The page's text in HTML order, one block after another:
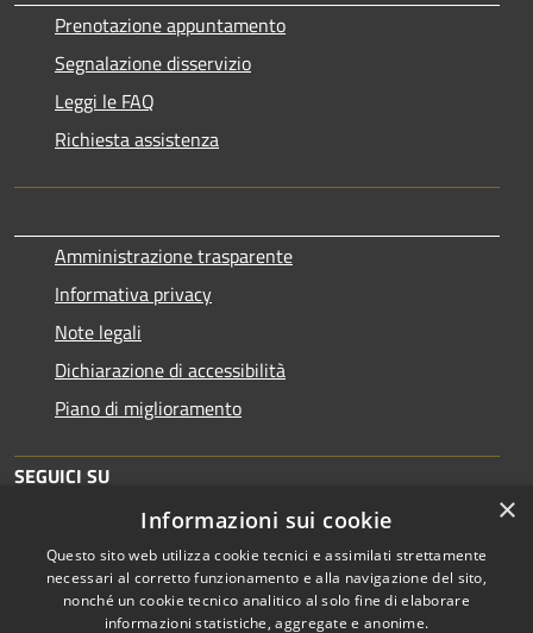
Prenotazione appuntamento
Segnalazione disservizio
Leggi le FAQ
Richiesta assistenza
Amministrazione trasparente
Informativa privacy
Note legali
Dichiarazione di accessibilità
Piano di miglioramento
SEGUICI SU
×
Informazioni sui cookie
Questo sito web utilizza cookie tecnici e assimilati strettamente
necessari al corretto funzionamento e alla navigazione del sito,
nonché un cookie tecnico analitico al solo fine di elaborare
informazioni statistiche, aggregate e anonime.